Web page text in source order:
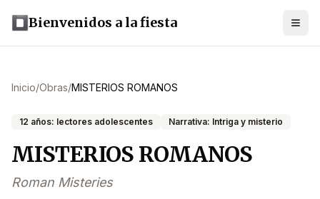
Bienvenidos a la fiesta
Inicio/Obras/MISTERIOS ROMANOS
12 años: lectores adolescentes Narrativa: Intriga y misterio
MISTERIOS ROMANOS
Roman Misteries